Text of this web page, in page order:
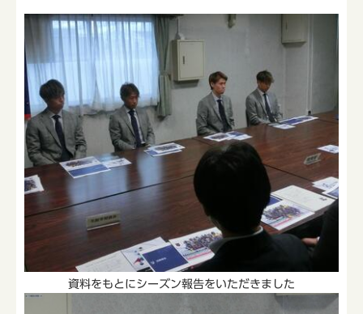
資料をもとにシーズン報告をいただきました